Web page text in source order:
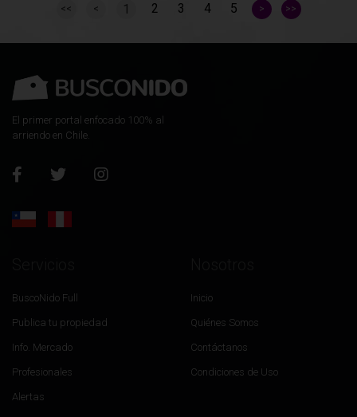
<< < 1 2 3 4 5 > >>
El primer portal enfocado 100% al
arriendo en Chile.
BuscoNido Full
Publica tu propiedad
Info. Mercado
Profesionales
Alertas
Inicio
Quiénes Somos
Contáctanos
Condiciones de Uso